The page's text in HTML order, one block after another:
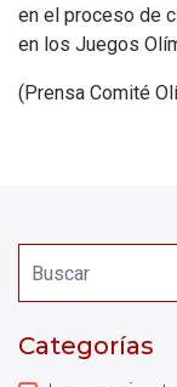
Categorías
en el proceso de
en los Juegos
(Prensa Comité